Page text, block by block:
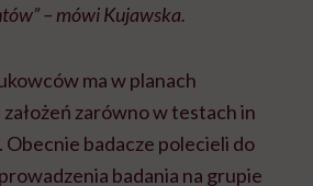
– mówi Kujawska.
ma w planach
zarówno w testach in
Obecnie badacze polecieli do
badania na grupie